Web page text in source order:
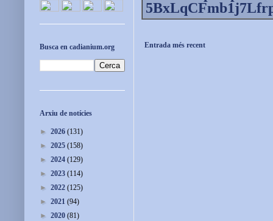
Entrada més recent
Busca en cadianium.org
Arxiu de notícies
► 2026 (131)
► 2025 (158)
► 2024 (129)
► 2023 (114)
► 2022 (125)
► 2021 (94)
► 2020 (81)